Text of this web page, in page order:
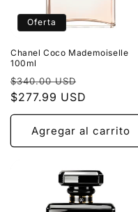
Oferta
Chanel Coco Mademoiselle
100ml
Precio
habitual
$340.00 USD
de
oferta
$277.99 USD
Agregar al carrito